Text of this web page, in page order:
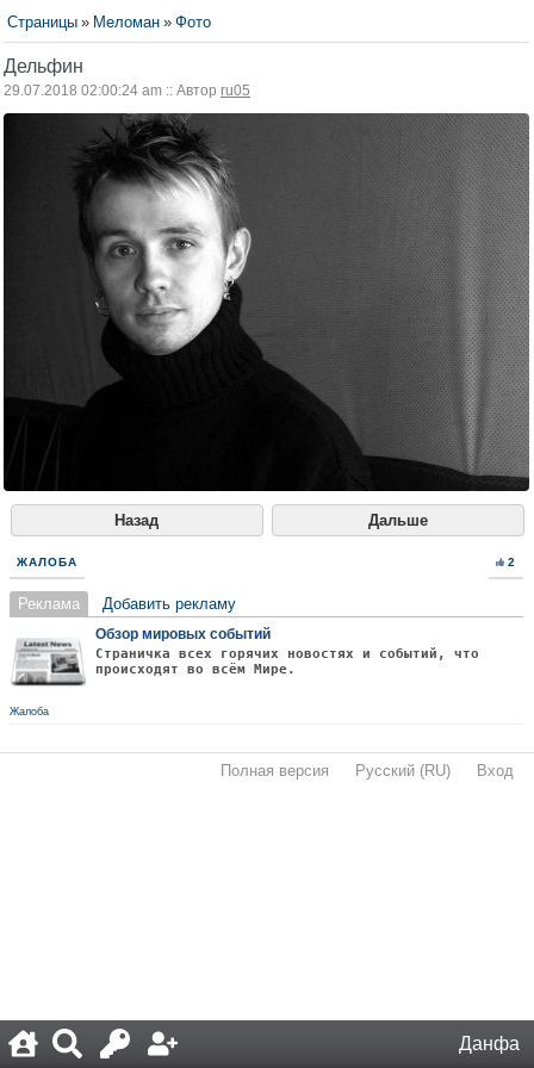
Данфа
Страницы » Меломан » Фото
Дельфин
29.07.2018 02:00:24 am :: Автор ru05
Назад Дальше
ЖАЛОБА 2
Реклама Добавить рекламу
Обзор мировых событий
Страничка всех горячих новостях и событий, что
происходят во всём Мире.
Жалоба
Полная версия Русский (RU) Вход